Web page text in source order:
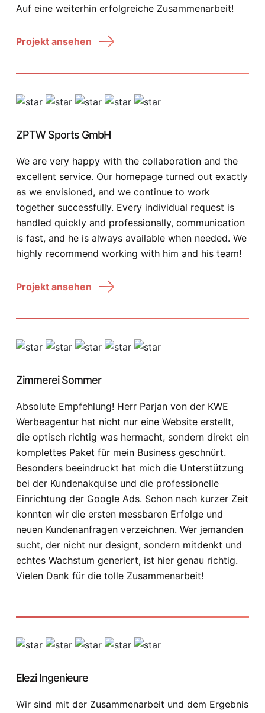
Auf eine weiterhin erfolgreiche Zusammenarbeit!
Projekt ansehen
ZPTW Sports GmbH
We are very happy with the collaboration and the
excellent service. Our homepage turned out exactly
as we envisioned, and we continue to work
together successfully. Every individual request is
handled quickly and professionally, communication
is fast, and he is always available when needed. We
highly recommend working with him and his team!
Projekt ansehen
Zimmerei Sommer
Absolute Empfehlung! Herr Parjan von der KWE
Werbeagentur hat nicht nur eine Website erstellt,
die optisch richtig was hermacht, sondern direkt ein
komplettes Paket für mein Business geschnürt.
Besonders beeindruckt hat mich die Unterstützung
bei der Kundenakquise und die professionelle
Einrichtung der Google Ads. Schon nach kurzer Zeit
konnten wir die ersten messbaren Erfolge und
neuen Kundenanfragen verzeichnen. Wer jemanden
sucht, der nicht nur designt, sondern mitdenkt und
echtes Wachstum generiert, ist hier genau richtig.
Vielen Dank für die tolle Zusammenarbeit!
Elezi Ingenieure
Wir sind mit der Zusammenarbeit und dem Ergebnis